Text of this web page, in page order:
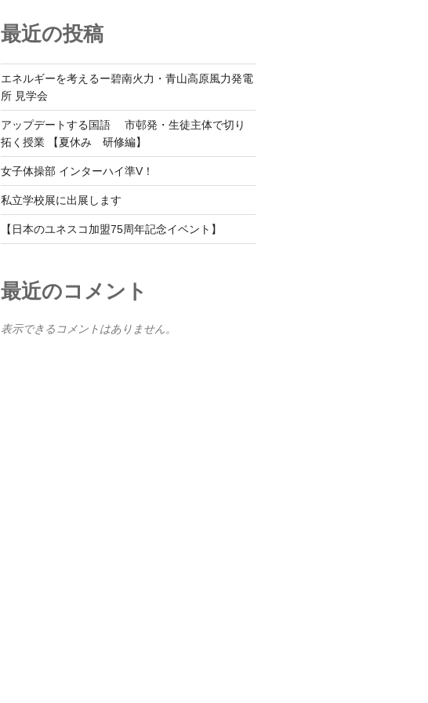
最近の投稿
エネルギーを考えるー碧南火力・青山高原風力発電
所 見学会
アップデートする国語 市邨発・生徒主体で切り
拓く授業 【夏休み 研修編】
女子体操部 インターハイ準V！
私立学校展に出展します
【日本のユネスコ加盟75周年記念イベント】
最近のコメント
表示できるコメントはありません。